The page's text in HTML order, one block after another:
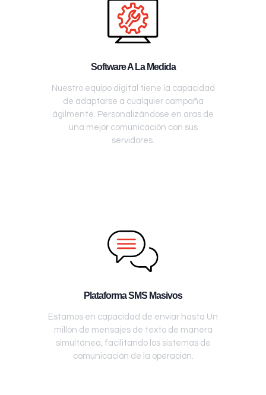
Software A La Medida
Nuestro equipo digital tiene la capacidad
de adaptarse a cualquier campaña
ágilmente. Personalizándose en aras de
una mejor comunicación con sus
servidores.
Plataforma SMS Masivos
Estamos en capacidad de enviar hasta Un
millón de mensajes de texto de manera
simultánea, facilitando los sistemas de
comunicación de la operación.